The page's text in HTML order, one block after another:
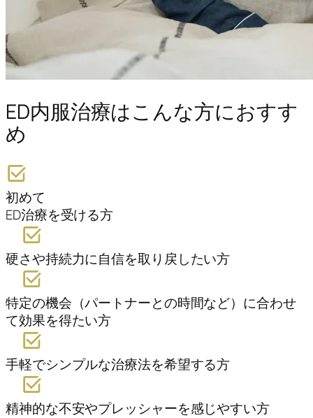
ED内服治療はこんな方におすす
め
初めて
ED治療を受ける方
硬さや持続力に自信を取り戻したい方
特定の機会（パートナーとの時間など）に合わせ
て効果を得たい方
手軽でシンプルな治療法を希望する方
精神的な不安やプレッシャーを感じやすい方